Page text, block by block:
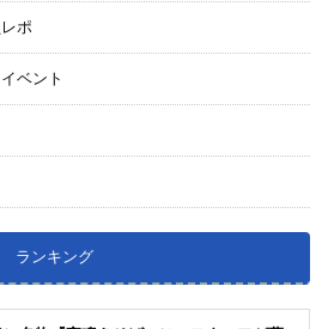
ポ
ベント
ランキング